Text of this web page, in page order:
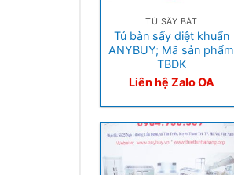
TỦ SẤY BÁT
Tủ bàn sấy diệt khuẩn
ANYBUY; Mã sản phẩm
TBDK
Liên hệ Zalo OA